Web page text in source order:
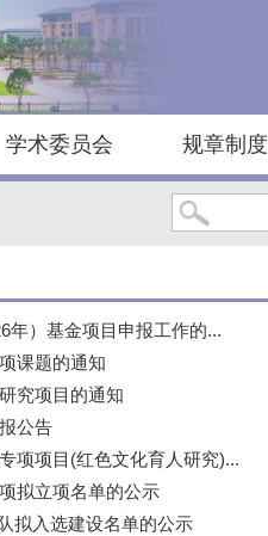
学术委员会 规章制度
年）基金项目申报工作的...
课题的通知
究项目的通知
公告
项项目(红色文化育人研究)...
拟立项名单的公示
拟入选建设名单的公示